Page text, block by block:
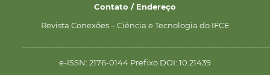
Contato / Endereço
Revista Conexões – Ciência e Tecnologia do IFCE
e-ISSN: 2176-0144 Prefixo DOI: 10.21439